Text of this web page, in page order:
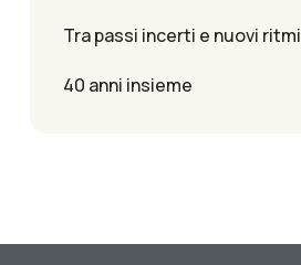
Tra passi incerti e nuovi ritmi
40 anni insieme